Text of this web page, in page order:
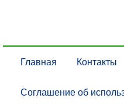
Главная Контакты
Соглашение об